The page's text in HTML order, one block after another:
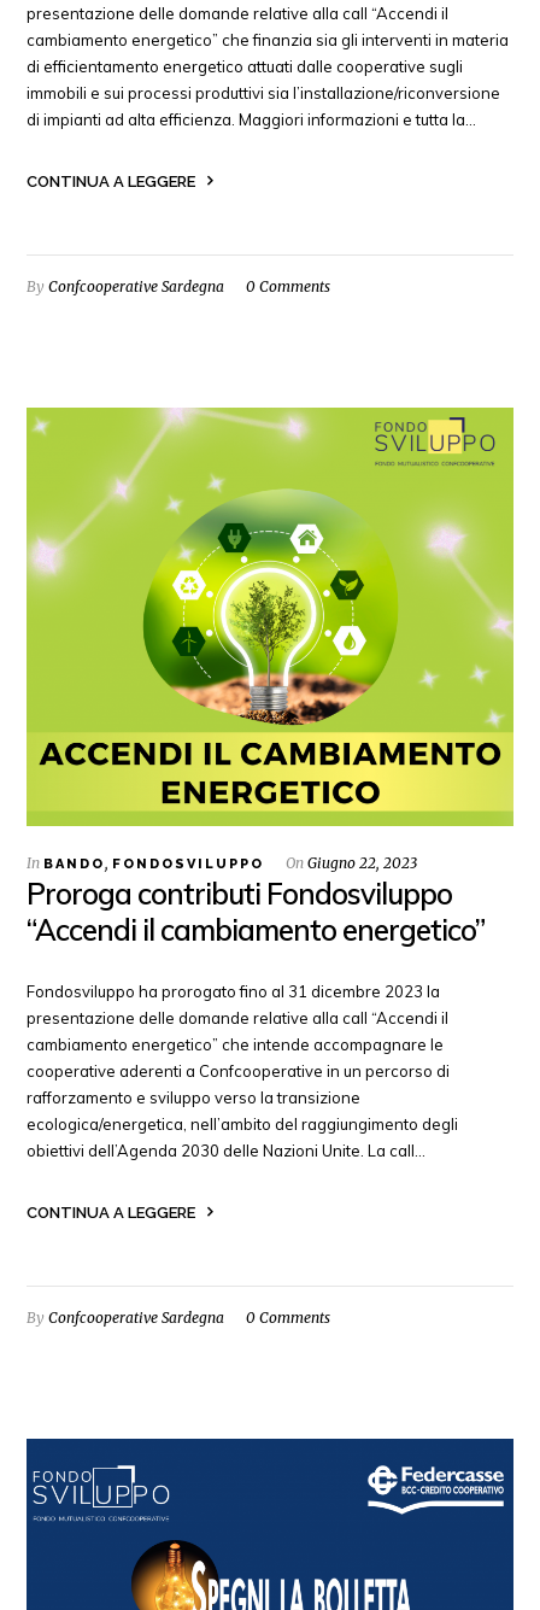
presentazione delle domande relative alla call “Accendi il
cambiamento energetico” che finanzia sia gli interventi in materia
di efficientamento energetico attuati dalle cooperative sugli
immobili e sui processi produttivi sia l’installazione/riconversione
di impianti ad alta efficienza. Maggiori informazioni e tutta la…
CONTINUA A LEGGERE
ByConfcooperative Sardegna 0 Comments
In BANDO, FONDOSVILUPPO OnGiugno 22, 2023
Proroga contributi Fondosviluppo
“Accendi il cambiamento energetico”
Fondosviluppo ha prorogato fino al 31 dicembre 2023 la
presentazione delle domande relative alla call “Accendi il
cambiamento energetico” che intende accompagnare le
cooperative aderenti a Confcooperative in un percorso di
rafforzamento e sviluppo verso la transizione
ecologica/energetica, nell’ambito del raggiungimento degli
obiettivi dell’Agenda 2030 delle Nazioni Unite. La call…
CONTINUA A LEGGERE
ByConfcooperative Sardegna 0 Comments